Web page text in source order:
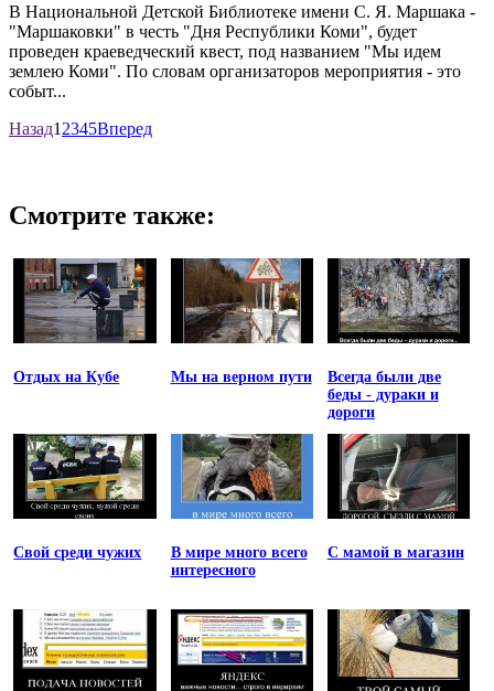
В Национальной Детской Библиотеке имени С. Я. Маршака -
"Маршаковки" в честь "Дня Республики Коми", будет
проведен краеведческий квест, под названием "Мы идем
землею Коми". По словам организаторов мероприятия - это
событ...
Назад1 2345Вперед
Смотрите также:
Отдых на Кубе Мы на верном пути
Всегда были две
беды - дураки и
дороги
Свой среди чужих
В мире много всего
интересного
С мамой в магазин